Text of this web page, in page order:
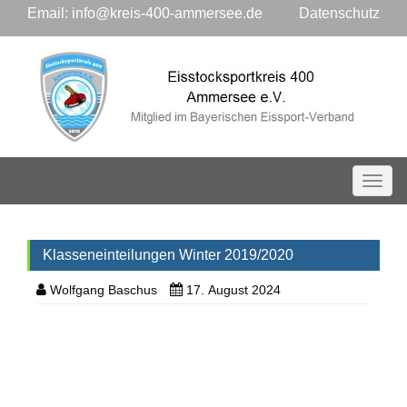
Email: info@kreis-400-ammersee.de Datenschutz
Klasseneinteilungen Winter 2019/2020
Wolfgang Baschus 17. August 2024